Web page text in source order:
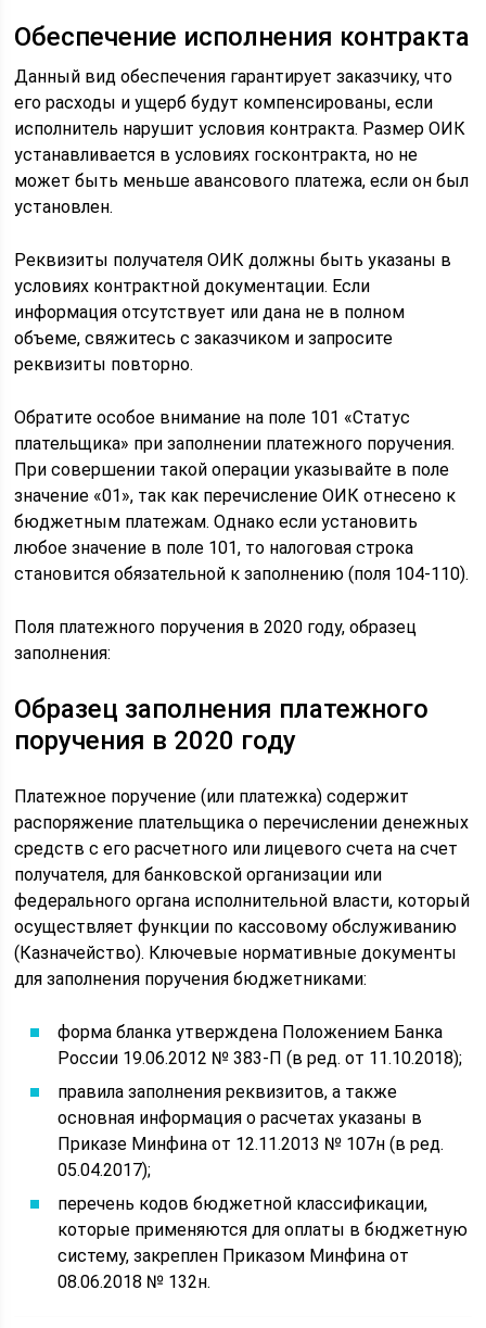
Обеспечение исполнения контракта
Данный вид обеспечения гарантирует заказчику, что
его расходы и ущерб будут компенсированы, если
исполнитель нарушит условия контракта. Размер ОИК
устанавливается в условиях госконтракта, но не
может быть меньше авансового платежа, если он был
установлен.
Реквизиты получателя ОИК должны быть указаны в
условиях контрактной документации. Если
информация отсутствует или дана не в полном
объеме, свяжитесь с заказчиком и запросите
реквизиты повторно.
Обратите особое внимание на поле 101 «Статус
плательщика» при заполнении платежного поручения.
При совершении такой операции указывайте в поле
значение «01», так как перечисление ОИК отнесено к
бюджетным платежам. Однако если установить
любое значение в поле 101, то налоговая строка
становится обязательной к заполнению (поля 104-110).
Поля платежного поручения в 2020 году, образец
заполнения:
Образец заполнения платежного
поручения в 2020 году
Платежное поручение (или платежка) содержит
распоряжение плательщика о перечислении денежных
средств с его расчетного или лицевого счета на счет
получателя, для банковской организации или
федерального органа исполнительной власти, который
осуществляет функции по кассовому обслуживанию
(Казначейство). Ключевые нормативные документы
для заполнения поручения бюджетниками:
форма бланка утверждена Положением Банка
России 19.06.2012 № 383-П (в ред. от 11.10.2018);
правила заполнения реквизитов, а также
основная информация о расчетах указаны в
Приказе Минфина от 12.11.2013 № 107н (в ред.
05.04.2017);
перечень кодов бюджетной классификации,
которые применяются для оплаты в бюджетную
систему, закреплен Приказом Минфина от
08.06.2018 № 132н.